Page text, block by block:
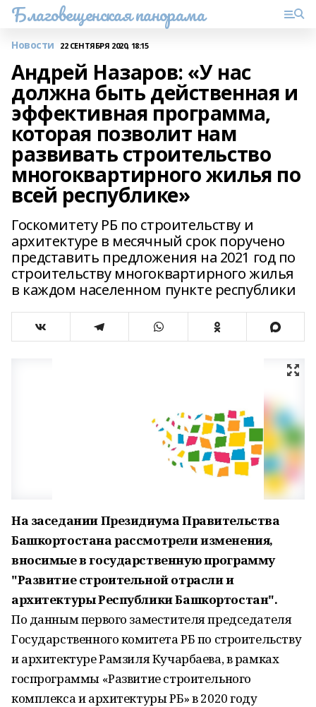
Благовещенская панорама
Новости 22 СЕНТЯБРЯ 2020, 18:15
Андрей Назаров: «У нас
должна быть действенная и
эффективная программа,
которая позволит нам
развивать строительство
многоквартирного жилья по
всей республике»
Госкомитету РБ по строительству и
архитектуре в месячный срок поручено
представить предложения на 2021 год по
строительству многоквартирного жилья
в каждом населенном пункте республики
На заседании Президиума Правительства
Башкортостана рассмотрели изменения,
вносимые в государственную программу
"Развитие строительной отрасли и
архитектуры Республики Башкортостан".
По данным первого заместителя председателя
Государственного комитета РБ по строительству
и архитектуре Рамзиля Кучарбаева, в рамках
госпрограммы «Развитие строительного
комплекса и архитектуры РБ» в 2020 году